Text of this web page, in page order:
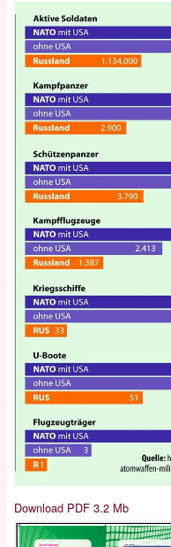
Download PDF 3.2 Mb